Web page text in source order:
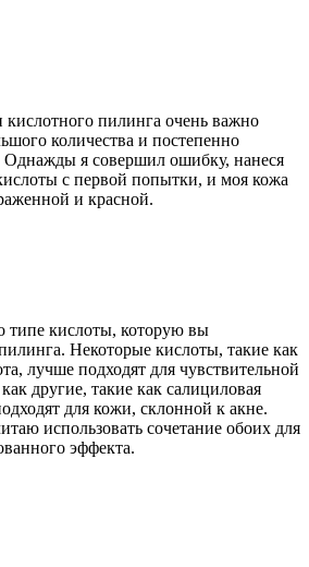
пилинга очень важно
количества и постепенно
Однажды я совершил ошибку, нанеся
с первой попытки, и моя кожа
и красной.
типе кислоты, которую вы
Некоторые кислоты, такие как
лучше подходят для чувствительной
другие, такие как салициловая
для кожи, склонной к акне.
использовать сочетание обоих для
эффекта.